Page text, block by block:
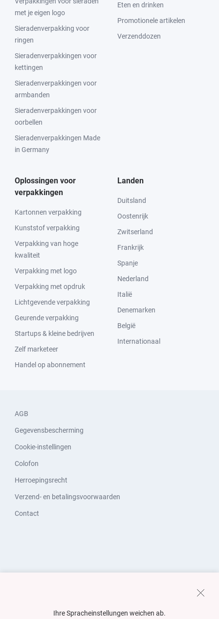
met je eigen logo
Sieradenverpakking voor
ringen
Sieradenverpakkingen voor
kettingen
Sieradenverpakkingen voor
armbanden
Sieradenverpakkingen voor
oorbellen
Sieradenverpakkingen Made
in Germany
Eten en drinken
Promotionele artikelen
Verzenddozen
Oplossingen voor
verpakkingen
Kartonnen verpakking
Kunststof verpakking
Verpakking van hoge
kwaliteit
Verpakking met logo
Verpakking met opdruk
Lichtgevende verpakking
Geurende verpakking
Startups & kleine bedrijven
Zelf marketeer
Handel op abonnement
Landen
Duitsland
Oostenrijk
Zwitserland
Frankrijk
Spanje
Nederland
Italië
Denemarken
België
Internationaal
AGB
Gegevensbescherming
Cookie-instellingen
Colofon
Herroepingsrecht
Verzend- en betalingsvoorwaarden
Contact
Ihre Spracheinstellungen weichen ab.